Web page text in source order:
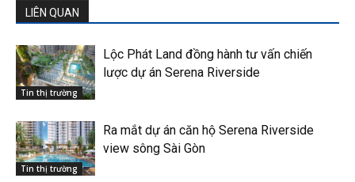
LIÊN QUAN
Tin thị trường
Lộc Phát Land đồng hành tư vấn chiến
lược dự án Serena Riverside
Tin thị trường
Ra mắt dự án căn hộ Serena Riverside
view sông Sài Gòn